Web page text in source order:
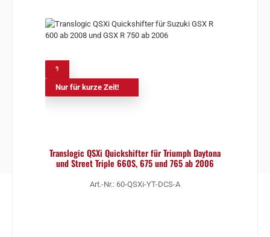
Nur für kurze Zeit!
Translogic QSXi Quickshifter für Triumph Daytona
und Street Triple 660S, 675 und 765 ab 2006
Art.-Nr.: 60-QSXi-YT-DCS-A